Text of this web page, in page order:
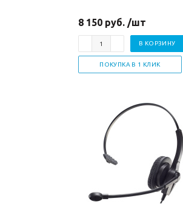
8 150 руб. /шт
В КОРЗИНУ
ПОКУПКА В 1 КЛИК